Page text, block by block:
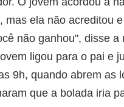
mas ela não acreditou
não ganhou", disse a
ligou para o pai e
9h, quando abrem as
que a bolada iria